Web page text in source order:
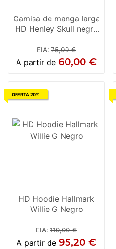
Camisa de manga larga
HD Henley Skull negro
EIA: 75,00 €
A partir de 60,00 €
OFERTA 20%
HD Hoodie Hallmark
Willie G Negro
EIA: 119,00 €
A partir de 95,20 €